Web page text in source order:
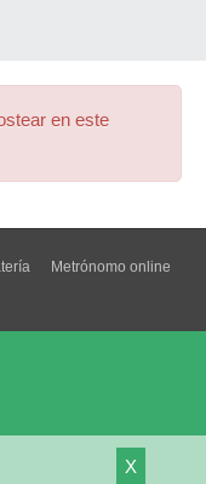
en este
X
Metrónomo online